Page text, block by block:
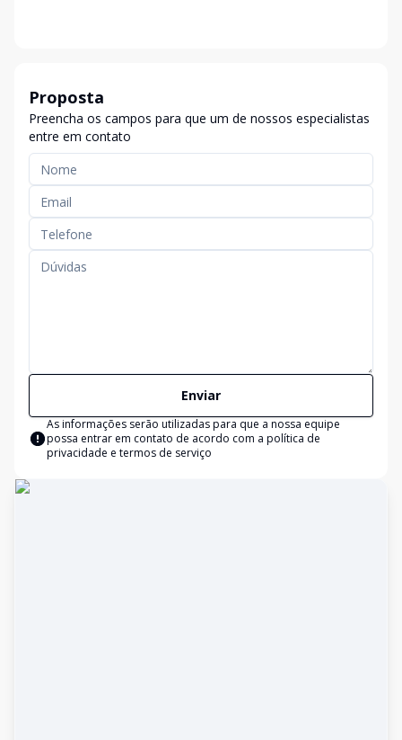
Proposta
Preencha os campos para que um de nossos especialistas
entre em contato
Enviar
As informações serão utilizadas para que a nossa equipe
possa entrar em contato de acordo com a política de
privacidade e termos de serviço